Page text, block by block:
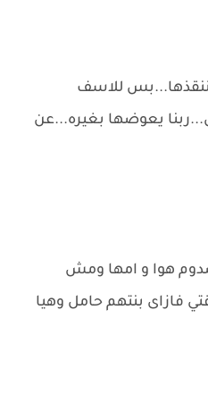
ننقذها...بس للاسف
يعوضها بغيره...عن
هوا و امها ومش
فازاى بنتهم حامل وهيا